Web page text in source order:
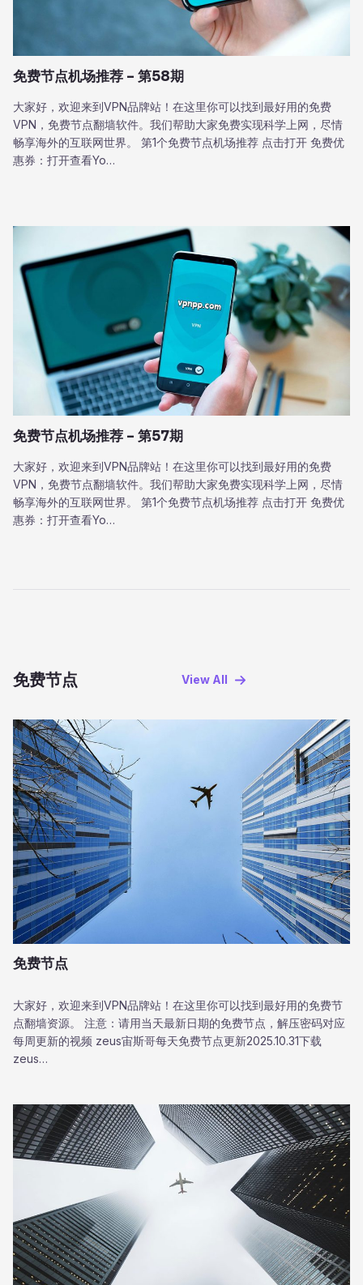
免费节点机场推荐 – 第58期
大家好，欢迎来到VPN品牌站！在这里你可以找到最好用的免费
VPN，免费节点翻墙软件。我们帮助大家免费实现科学上网，尽情
畅享海外的互联网世界。 第1个免费节点机场推荐 点击打开 免费优
惠券：打开查看Yo…
免费节点机场推荐 – 第57期
大家好，欢迎来到VPN品牌站！在这里你可以找到最好用的免费
VPN，免费节点翻墙软件。我们帮助大家免费实现科学上网，尽情
畅享海外的互联网世界。 第1个免费节点机场推荐 点击打开 免费优
惠券：打开查看Yo…
免费节点 View AII
免费节点
大家好，欢迎来到VPN品牌站！在这里你可以找到最好用的免费节
点翻墙资源。 注意：请用当天最新日期的免费节点，解压密码对应
每周更新的视频 zeus宙斯哥每天免费节点更新2025.10.31下载
zeus…